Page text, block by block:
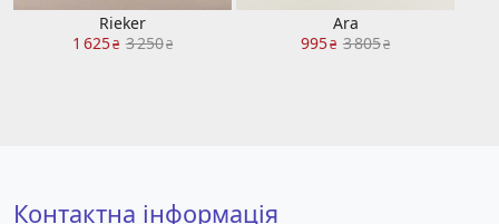
Rieker
1 625₴ 3 250₴
Ara
995₴ 3 805₴
Контактна інформація